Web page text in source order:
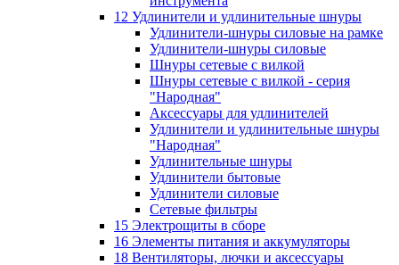
12 Удлинители и удлинительные шнуры
Удлинители-шнуры силовые на рамке
Удлинители-шнуры силовые
Шнуры сетевые с вилкой
Шнуры сетевые с вилкой - серия
"Народная"
Аксессуары для удлинителей
Удлинители и удлинительные шнуры
"Народная"
Удлинительные шнуры
Удлинители бытовые
Удлинители силовые
Сетевые фильтры
15 Электрощиты в сборе
16 Элементы питания и аккумуляторы
18 Вентиляторы, лючки и аксессуары